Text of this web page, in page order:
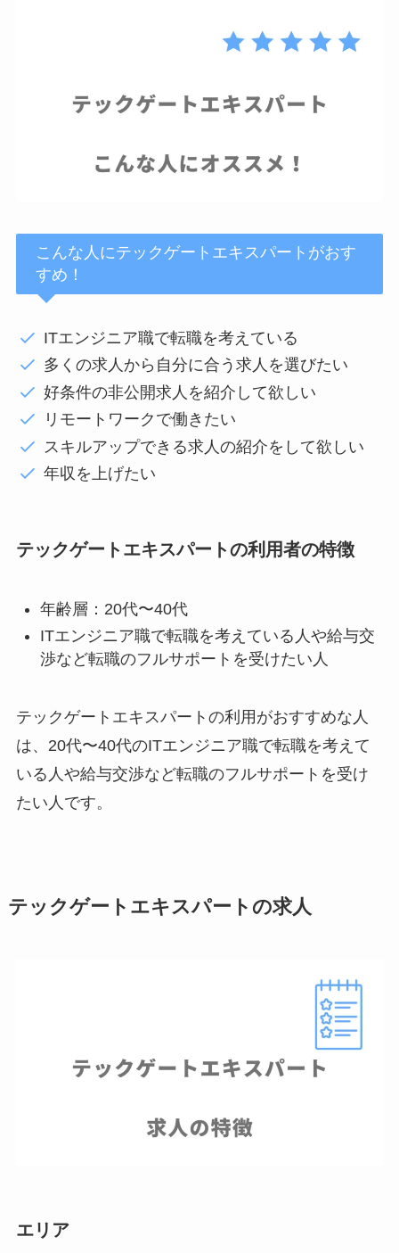
こんな人にテックゲートエキスパートがおす
すめ！
ITエンジニア職で転職を考えている
多くの求人から自分に合う求人を選びたい
好条件の非公開求人を紹介して欲しい
リモートワークで働きたい
スキルアップできる求人の紹介をして欲しい
年収を上げたい
テックゲートエキスパートの利用者の特徴
年齢層：20代〜40代
ITエンジニア職で転職を考えている人や給与交
渉など転職のフルサポートを受けたい人
テックゲートエキスパートの利用がおすすめな人
は、20代〜40代のITエンジニア職で転職を考えて
いる人や給与交渉など転職のフルサポートを受け
たい人です。
テックゲートエキスパートの求人
エリア